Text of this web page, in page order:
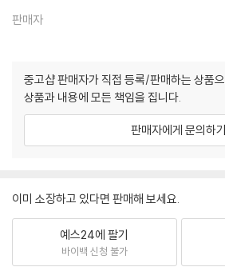
판매자
중고샵 판매자가 직접 등록/판매하는 상품
상품과 내용에 모든 책임을 집니다.
판매자에게 문의하기
이미 소장하고 있다면 판매해 보세요.
예스24에 팔기
바이백 신청 불가